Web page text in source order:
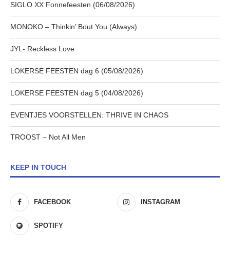
SIGLO XX Fonnefeesten (06/08/2026)
MONOKO – Thinkin’ Bout You (Always)
JYL- Reckless Love
LOKERSE FEESTEN dag 6 (05/08/2026)
LOKERSE FEESTEN dag 5 (04/08/2026)
EVENTJES VOORSTELLEN: THRIVE IN CHAOS
TROOST – Not All Men
KEEP IN TOUCH
FACEBOOK INSTAGRAM
SPOTIFY